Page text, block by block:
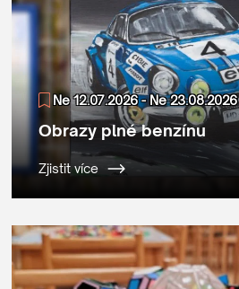
Ne 12.07.2026 - Ne 23.08.2026
Obrazy plné benzínu
Zjistit více